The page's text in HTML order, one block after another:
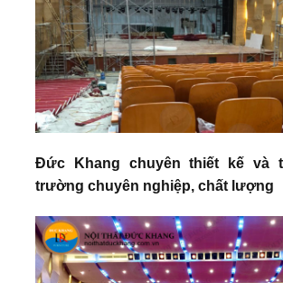
Đức Khang chuyên thiết kế và
trường chuyên nghiệp, chất lượng